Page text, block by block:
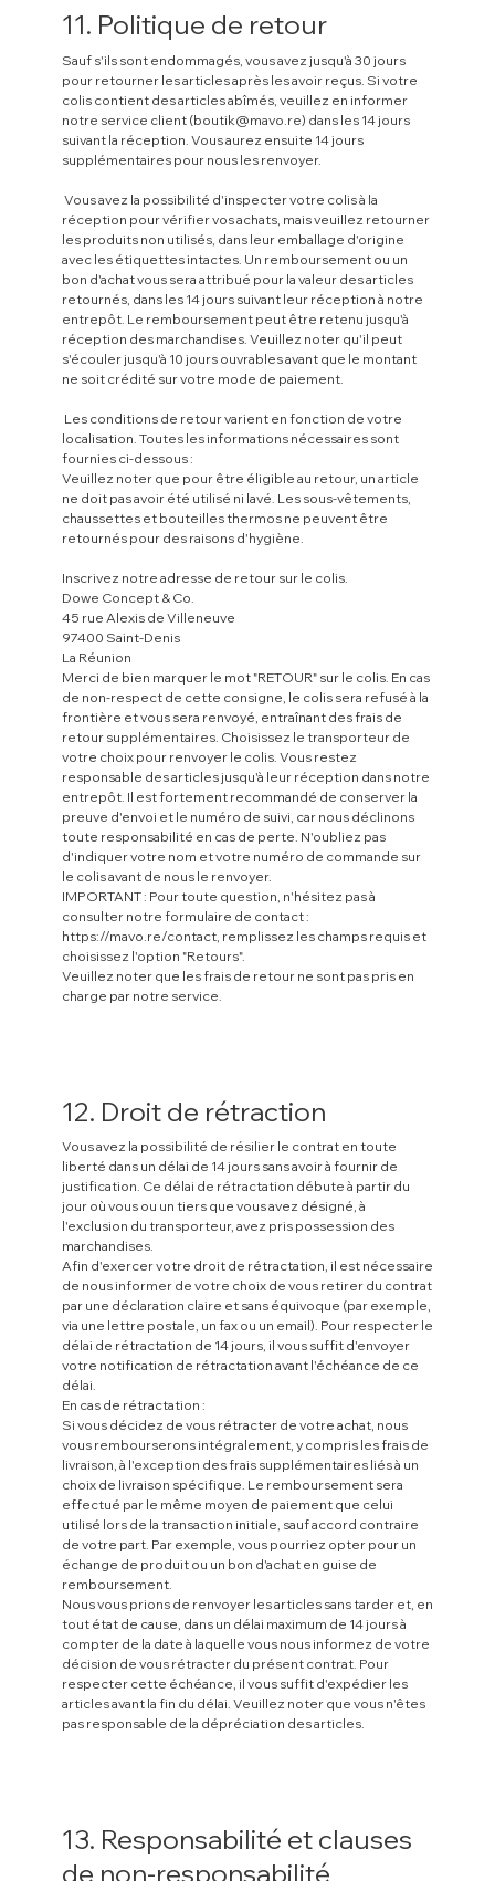
11. Politique de retour
Sauf s'ils sont endommagés, vous avez jusqu'à 30 jours
pour retourner les articles après les avoir reçus. Si votre
colis contient des articles abîmés, veuillez en informer
notre service client (boutik@mavo.re) dans les 14 jours
suivant la réception. Vous aurez ensuite 14 jours
supplémentaires pour nous les renvoyer.
Vous avez la possibilité d'inspecter votre colis à la
réception pour vérifier vos achats, mais veuillez retourner
les produits non utilisés, dans leur emballage d'origine
avec les étiquettes intactes. Un remboursement ou un
bon d'achat vous sera attribué pour la valeur des articles
retournés, dans les 14 jours suivant leur réception à notre
entrepôt. Le remboursement peut être retenu jusqu'à
réception des marchandises. Veuillez noter qu'il peut
s'écouler jusqu'à 10 jours ouvrables avant que le montant
ne soit crédité sur votre mode de paiement.
Les conditions de retour varient en fonction de votre
localisation. Toutes les informations nécessaires sont
fournies ci-dessous :
Veuillez noter que pour être éligible au retour, un article
ne doit pas avoir été utilisé ni lavé. Les sous-vêtements,
chaussettes et bouteilles thermos ne peuvent être
retournés pour des raisons d'hygiène.
Inscrivez notre adresse de retour sur le colis.
Dowe Concept & Co.
45 rue Alexis de Villeneuve
97400 Saint-Denis
La Réunion
Merci de bien marquer le mot "RETOUR" sur le colis. En cas
de non-respect de cette consigne, le colis sera refusé à la
frontière et vous sera renvoyé, entraînant des frais de
retour supplémentaires. Choisissez le transporteur de
votre choix pour renvoyer le colis. Vous restez
responsable des articles jusqu'à leur réception dans notre
entrepôt. Il est fortement recommandé de conserver la
preuve d'envoi et le numéro de suivi, car nous déclinons
toute responsabilité en cas de perte. N'oubliez pas
d'indiquer votre nom et votre numéro de commande sur
le colis avant de nous le renvoyer.
IMPORTANT : Pour toute question, n'hésitez pas à
consulter notre formulaire de contact :
https://mavo.re/contact, remplissez les champs requis et
choisissez l'option "Retours".
Veuillez noter que les frais de retour ne sont pas pris en
charge par notre service.
12. Droit de rétraction
Vous avez la possibilité de résilier le contrat en toute
liberté dans un délai de 14 jours sans avoir à fournir de
justification. Ce délai de rétractation débute à partir du
jour où vous ou un tiers que vous avez désigné, à
l'exclusion du transporteur, avez pris possession des
marchandises.
Afin d'exercer votre droit de rétractation, il est nécessaire
de nous informer de votre choix de vous retirer du contrat
par une déclaration claire et sans équivoque (par exemple,
via une lettre postale, un fax ou un email). Pour respecter le
délai de rétractation de 14 jours, il vous suffit d'envoyer
votre notification de rétractation avant l'échéance de ce
délai.
En cas de rétractation :
Si vous décidez de vous rétracter de votre achat, nous
vous rembourserons intégralement, y compris les frais de
livraison, à l'exception des frais supplémentaires liés à un
choix de livraison spécifique. Le remboursement sera
effectué par le même moyen de paiement que celui
utilisé lors de la transaction initiale, sauf accord contraire
de votre part. Par exemple, vous pourriez opter pour un
échange de produit ou un bon d'achat en guise de
remboursement.
Nous vous prions de renvoyer les articles sans tarder et, en
tout état de cause, dans un délai maximum de 14 jours à
compter de la date à laquelle vous nous informez de votre
décision de vous rétracter du présent contrat. Pour
respecter cette échéance, il vous suffit d'expédier les
articles avant la fin du délai. Veuillez noter que vous n'êtes
pas responsable de la dépréciation des articles.
13. Responsabilité et clauses
de non-responsabilité